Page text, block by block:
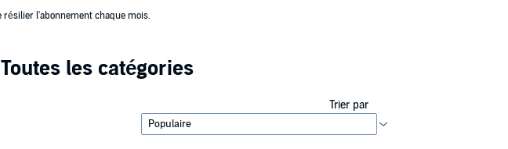
l'abonnement chaque mois.
les catégories
Trier par